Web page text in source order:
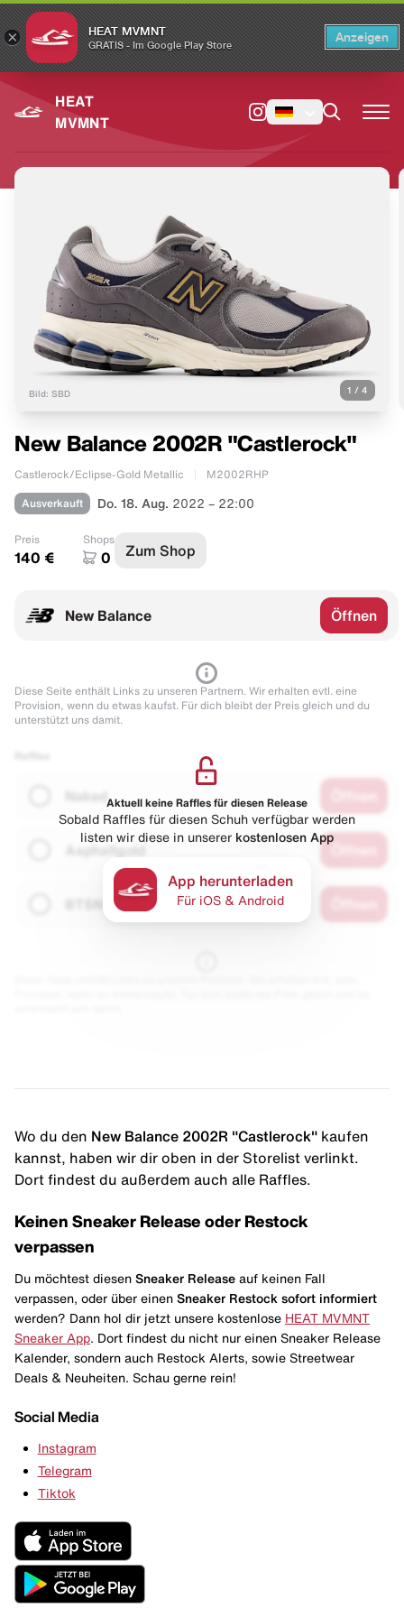
× HEAT MVMNT
GRATIS - Im Google Play Store
Anzeigen
HEAT
MVMNT
Bild: SBD 1 / 4
New Balance 2002R "Castlerock"
Castlerock/Eclipse-Gold Metallic M2002RHP
Ausverkauft Do. 18. Aug. 2022 – 22:00
Preis
140 €
Shops
0 Zum Shop
New Balance Öffnen
Diese Seite enthält Links zu unseren Partnern. Wir erhalten evtl. eine
Provision, wenn du etwas kaufst. Für dich bleibt der Preis gleich und du
unterstützt uns damit.
Naked
Asphaltgold
Aktuell keine Raffles für diesen Release
Sobald Raffles für diesen Schuh verfügbar werden
listen wir diese in unserer kostenlosen App
App herunterladen
Für iOS & Android
Wo du den New Balance 2002R "Castlerock" kaufen
kannst, haben wir dir oben in der Storelist verlinkt.
Dort findest du außerdem auch alle Raffles.
Keinen Sneaker Release oder Restock
verpassen
Du möchtest diesen Sneaker Release auf keinen Fall
verpassen, oder über einen Sneaker Restock sofort informiert
werden? Dann hol dir jetzt unsere kostenlose HEAT MVMNT
Sneaker App . Dort findest du nicht nur einen Sneaker Release
Kalender, sondern auch Restock Alerts, sowie Streetwear
Deals & Neuheiten. Schau gerne rein!
Social Media
Instagram
Telegram
Tiktok
Switch to the English version? Switch ×